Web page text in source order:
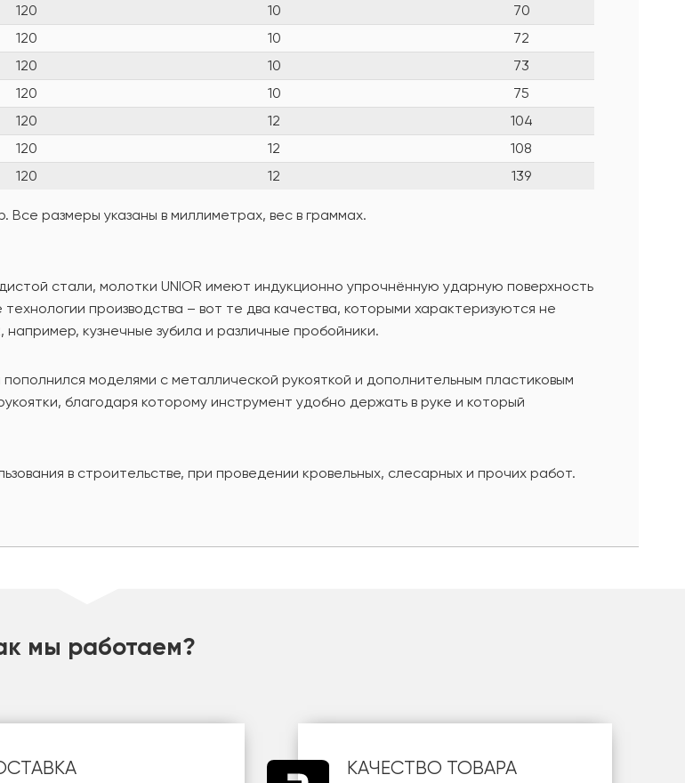
120 10
70
120 10
72
120 10
73
120 10
75
120 12
104
120 12
108
120 12 139
размеры указаны в миллиметрах, вес в граммах.
стали, молотки UNIOR имеют индукционно упрочнённую ударную поверхность
производства – вот те два качества, которыми характеризуются не
кузнечные зубила и различные пробойники.
моделями с металлической рукояткой и дополнительным пластиковым
благодаря которому инструмент удобно держать в руке и который
в строительстве, при проведении кровельных, слесарных и прочих работ.
мы работаем?
КАЧЕСТВО ТОВАРА